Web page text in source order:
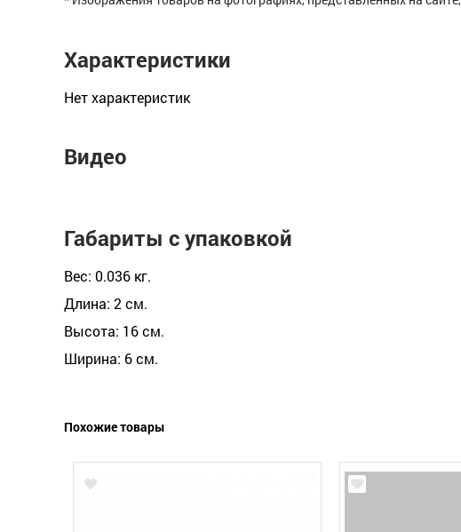
Характеристики
Нет xарактеристик
Видео
Габариты с упаковкой
Вес: 0.036 кг.
Длина: 2 см.
Высота: 16 см.
Ширина: 6 см.
Похожие товары